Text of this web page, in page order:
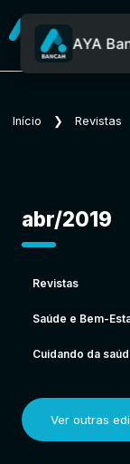
AYA
Início ❯ Revistas
abr/2019
Revistas
Saúde e Bem-
Cuidando da
Ver outras